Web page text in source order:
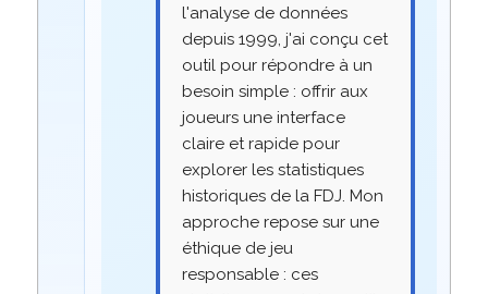
l'analyse de données
depuis 1999, j'ai conçu cet
outil pour répondre à un
besoin simple : offrir aux
joueurs une interface
claire et rapide pour
explorer les statistiques
historiques de la FDJ. Mon
approche repose sur une
éthique de jeu
responsable : ces